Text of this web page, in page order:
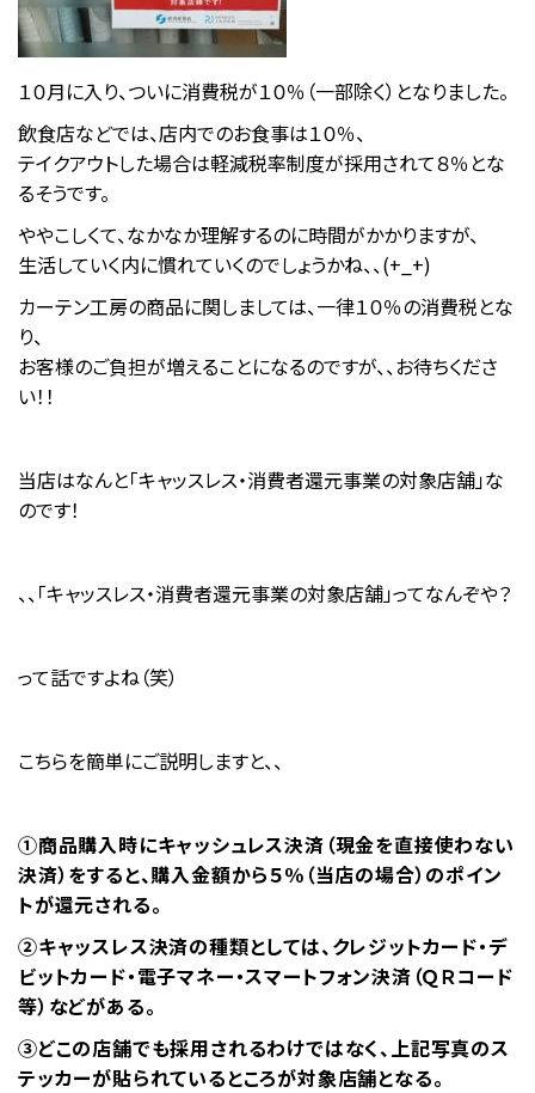
１０月に入り、ついに消費税が１０％（一部除く）となりました。
飲食店などでは、店内でのお食事は１０％、
テイクアウトした場合は軽減税率制度が採用されて８％とな
るそうです。
ややこしくて、なかなか理解するのに時間がかかりますが、
生活していく内に慣れていくのでしょうかね、、(+_+)
カーテン工房の商品に関しましては、一律１０％の消費税とな
り、
お客様のご負担が増えることになるのですが、、お待ちくださ
い！！
当店はなんと「キャッスレス・消費者還元事業の対象店舗」な
のです！
、、「キャッスレス・消費者還元事業の対象店舗」ってなんぞや？
って話ですよね（笑）
こちらを簡単にご説明しますと、、
①商品購入時にキャッシュレス決済（現金を直接使わない
決済）をすると、購入金額から５％（当店の場合）のポイン
トが還元される。
②キャッスレス決済の種類としては、クレジットカード・デ
ビットカード・電子マネー・スマートフォン決済（ＱＲコード
等）などがある。
③どこの店舗でも採用されるわけではなく、上記写真のス
テッカーが貼られているところが対象店舗となる。